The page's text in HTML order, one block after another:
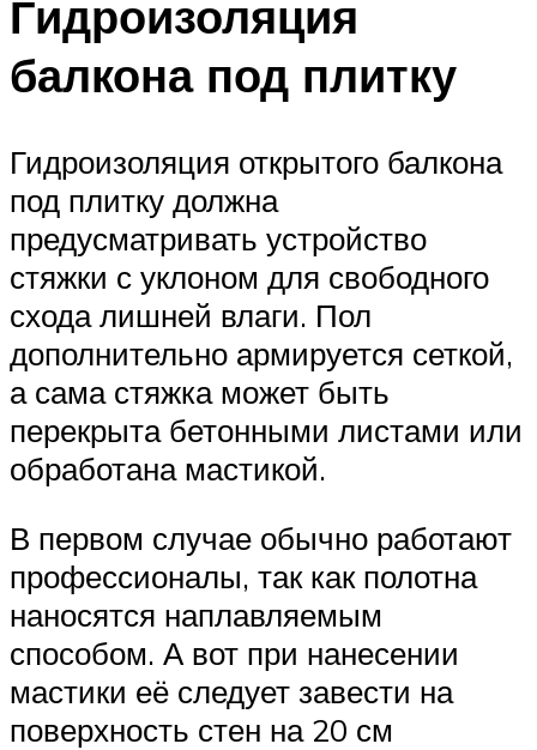
Гидроизоляция
балкона под плитку
Гидроизоляция открытого балкона
под плитку должна
предусматривать устройство
стяжки с уклоном для свободного
схода лишней влаги. Пол
дополнительно армируется сеткой,
а сама стяжка может быть
перекрыта бетонными листами или
обработана мастикой.
В первом случае обычно работают
профессионалы, так как полотна
наносятся наплавляемым
способом. А вот при нанесении
мастики её следует завести на
поверхность стен на 20 см